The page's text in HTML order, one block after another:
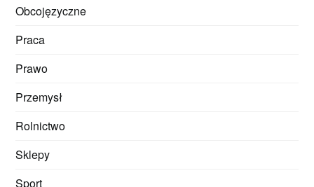
Obcojęzyczne
Praca
Prawo
Przemysł
Rolnictwo
Sklepy
Sport